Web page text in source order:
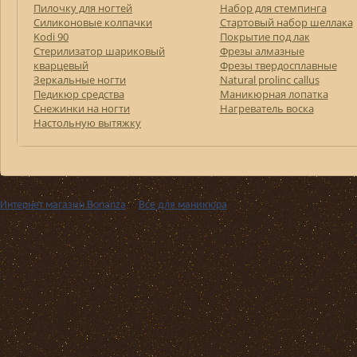
Пилочку для ногтей
Силиконовые колпачки
Kodi 90
Стерилизатор шариковый
кварцевый
Зеркальные ногти
Педикюр средства
Снежинки на ногти
Настольную вытяжку
Набор для стемпинга
Стартовый набор шеллака
Покрытие под лак
Фрезы алмазные
Фрезы твердосплавные
Natural prolinc callus
Маникюрная лопатка
Нагреватель воска
Интернет магазин Bonanza ›› Все для маникюра